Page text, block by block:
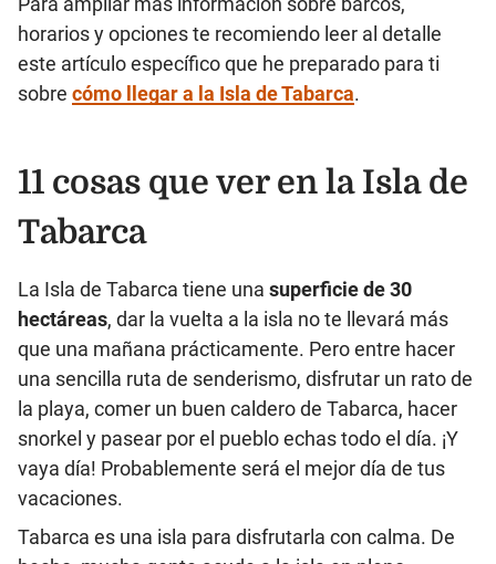
horarios y opciones te recomiendo leer al detalle
este artículo específico que he preparado para ti
sobre cómo llegar a la Isla de Tabarca.
11 cosas que ver en la Isla de
Tabarca
La Isla de Tabarca tiene una superficie de 30
hectáreas, dar la vuelta a la isla no te llevará más
que una mañana prácticamente. Pero entre hacer
una sencilla ruta de senderismo, disfrutar un rato de
la playa, comer un buen caldero de Tabarca, hacer
snorkel y pasear por el pueblo echas todo el día. ¡Y
vaya día! Probablemente será el mejor día de tus
vacaciones.
Tabarca es una isla para disfrutarla con calma. De